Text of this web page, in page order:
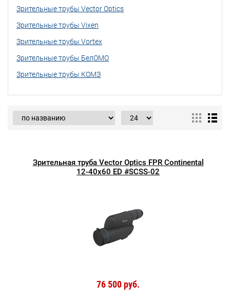
Зрительные трубы Vector Optics
Зрительные трубы Vixen
Зрительные трубы Vortex
Зрительные трубы БелОМО
Зрительные трубы КОМЗ
Зрительная труба Vector Optics FPR Continental
12-40x60 ED #SCSS-02
76 500 руб.